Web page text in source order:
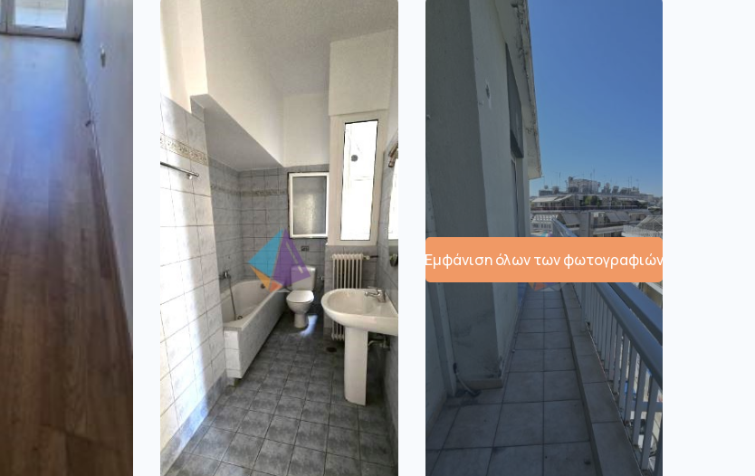
Εμφάνιση όλων των φωτογραφιών